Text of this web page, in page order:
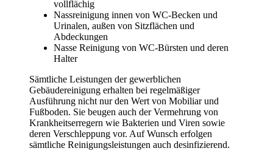
vollflächig
Nassreinigung innen von WC-Becken und
Urinalen, außen von Sitzflächen und
Abdeckungen
Nasse Reinigung von WC-Bürsten und deren
Halter
Sämtliche Leistungen der gewerblichen
Gebäudereinigung erhalten bei regelmäßiger
Ausführung nicht nur den Wert von Mobiliar und
Fußboden. Sie beugen auch der Vermehrung von
Krankheitserregern wie Bakterien und Viren sowie
deren Verschleppung vor. Auf Wunsch erfolgen
sämtliche Reinigungsleistungen auch desinfizierend.